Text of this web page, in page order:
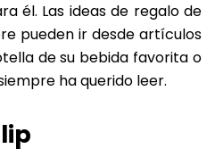
él. Las ideas de regalo de
pueden ir desde artículos
de su bebida favorita o
ha querido leer.